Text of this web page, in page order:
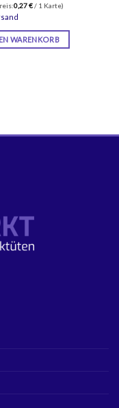
0,27€/ 1 Karte)
WARENKORB